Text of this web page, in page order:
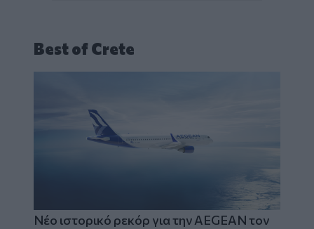
Best of Crete
Νέο ιστορικό ρεκόρ για την AEGEAN τον